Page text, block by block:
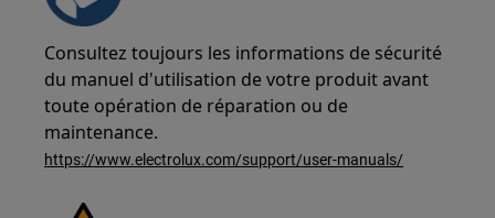
Consultez toujours les informations de sécurité
du manuel d'utilisation de votre produit avant
toute opération de réparation ou de
maintenance.
https://www.electrolux.com/support/user-manuals/